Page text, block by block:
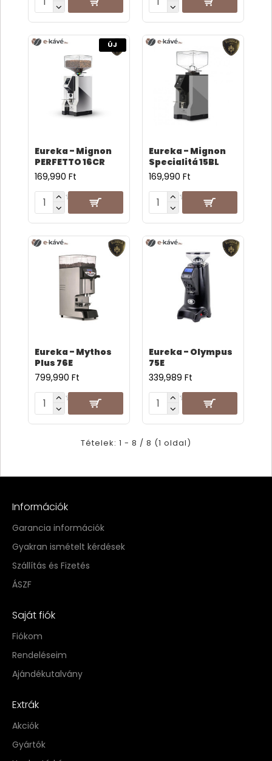
ÚJ
Eureka - Mignon
PERFETTO 16CR
169,990 Ft
Eureka - Mignon
Specialitá 15BL
169,990 Ft
Eureka - Mythos
Plus 76E
799,990 Ft
Eureka - Olympus
75E
339,989 Ft
Tételek: 1 - 8 / 8 (1 oldal)
Információk
Garancia információk
Gyakran ismételt kérdések
Szállítás és Fizetés
ÁSZF
Saját fiók
Fiókom
Rendeléseim
Ajándékutalvány
Extrák
Akciók
Gyártók